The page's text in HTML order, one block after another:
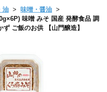
油
味噌・醤油
味噌 みそ 国産 発酵食品 調
ご飯のお供 【山門醸造】